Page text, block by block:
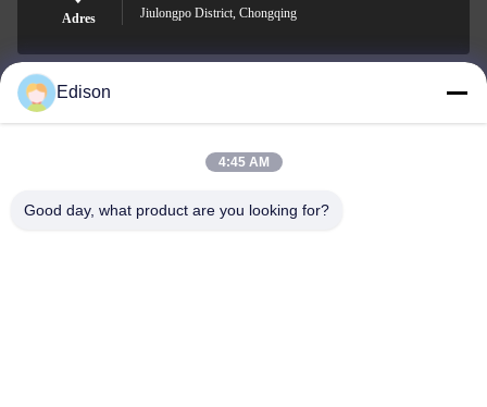
Adres
Jiulongpo District, Chongqing
edisonzhan666@163.com
Edison
4:45 AM
Good day, what product are you looking for?